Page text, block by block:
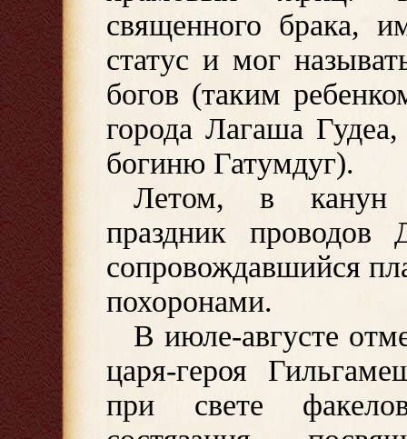
священного брака,
статус и мог
богов (таким
города Лагаша
богиню Гатумдуг).
Летом, в канун
праздник
сопровождавшийся
похоронами.
В июле-августе
царя-героя
при свете